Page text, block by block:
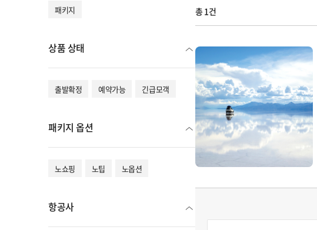
패키지
상품 상태
출발확정 예약가능 긴급모객
패키지 옵션
노쇼핑 노팁 노옵션
항공사
총 1건